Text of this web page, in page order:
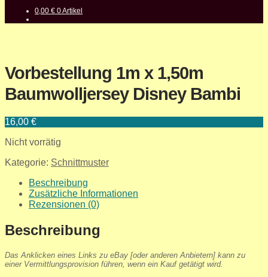
0,00€ 0 Artikel
Vorbestellung 1m x 1,50m
Baumwolljersey Disney Bambi
16,00 €
Nicht vorrätig
Kategorie: Schnittmuster
Beschreibung
Zusätzliche Informationen
Rezensionen (0)
Beschreibung
Das Anklicken eines Links zu eBay [oder anderen Anbietern] kann zu
einer Vermittlungsprovision führen, wenn ein Kauf getätigt wird.